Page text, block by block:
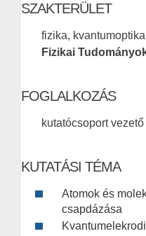
SZAKTERÜLET
fizika, kvantumoptika
Fizikai
FOGLALKOZÁS
kutatócsoport vezető
KUTATÁSI TÉMA
Atomok és
csapdázása